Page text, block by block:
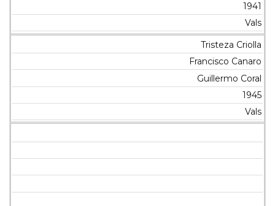
1941
Vals
Tristeza Criolla
Francisco Canaro
Guillermo Coral
1945
Vals